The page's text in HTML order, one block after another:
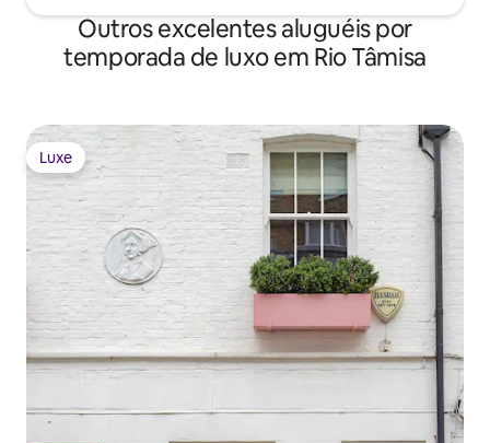
Outros excelentes aluguéis por
temporada de luxo em Rio Tâmisa
Luxe
Luxe